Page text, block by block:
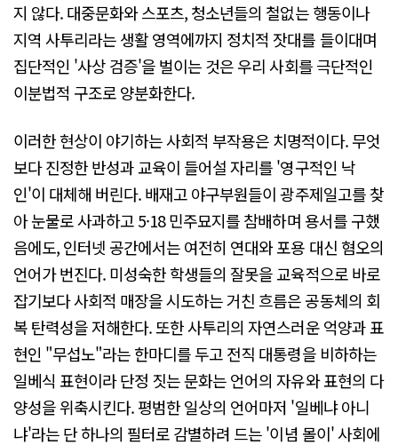
지 않다. 대중문화와 스포츠, 청소년들의 철없는 행동이나
지역 사투리라는 생활 영역에까지 정치적 잣대를 들이대며
집단적인 '사상 검증'을 벌이는 것은 우리 사회를 극단적인
이분법적 구조로 양분화한다.
이러한 현상이 야기하는 사회적 부작용은 치명적이다. 무엇
보다 진정한 반성과 교육이 들어설 자리를 '영구적인 낙
인'이 대체해 버린다. 배재고 야구부원들이 광주제일고를 찾
아 눈물로 사과하고 5·18 민주묘지를 참배하며 용서를 구했
음에도, 인터넷 공간에서는 여전히 연대와 포용 대신 혐오의
언어가 번진다. 미성숙한 학생들의 잘못을 교육적으로 바로
잡기보다 사회적 매장을 시도하는 거친 흐름은 공동체의 회
복 탄력성을 저해한다. 또한 사투리의 자연스러운 억양과 표
현인 "무섭노"라는 한마디를 두고 전직 대통령을 비하하는
일베식 표현이라 단정 짓는 문화는 언어의 자유와 표현의 다
양성을 위축시킨다. 평범한 일상의 언어마저 '일베냐 아니
냐'라는 단 하나의 필터로 감별하려 드는 '이념 몰이' 사회에